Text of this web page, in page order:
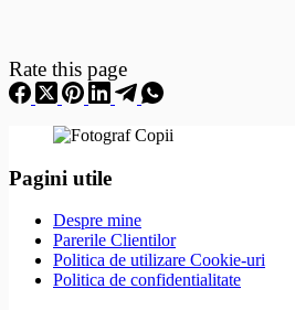
Rate this page
Pagini utile
Despre mine
Parerile Clientilor
Politica de utilizare Cookie-uri
Politica de confidentialitate